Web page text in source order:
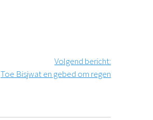
Volgend bericht:
Toe Bisjwat en gebed om regen